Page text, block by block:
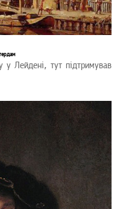
у Лейдені, тут підтримував